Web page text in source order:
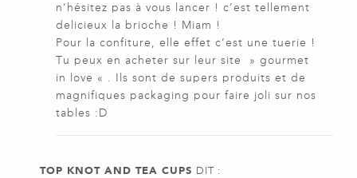
n’hésitez pas à vous lancer ! c’est tellement
delicieux la brioche ! Miam !
Pour la confiture, elle effet c’est une tuerie !
Tu peux en acheter sur leur site » gourmet
in love « . Ils sont de supers produits et de
magnifiques packaging pour faire joli sur nos
tables :D
TOP KNOT AND TEA CUPS DIT :